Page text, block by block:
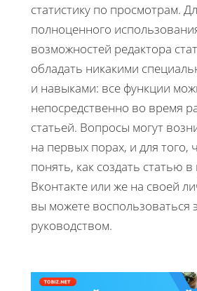
статистику по просмотрам.
полноценного
возможностей редактора
обладать никакими
и навыками: все функции
непосредственно во время
статьей. Вопросы могут
на первых порах, и для того,
понять, как создать статью в
Вконтакте или же на своей
вы можете воспользоваться
руководством.